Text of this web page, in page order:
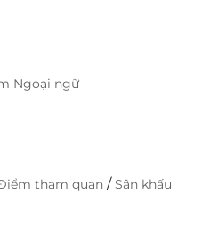
Ngoại ngữ
tham quan /Sân khấu